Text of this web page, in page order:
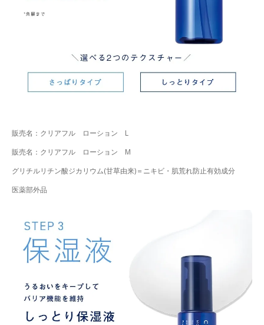
販売名：クリアフル ローション L
販売名：クリアフル ローション M
グリチルリチン酸ジカリウム(甘草由来)＝ニキビ・肌荒れ防止有効成分
医薬部外品